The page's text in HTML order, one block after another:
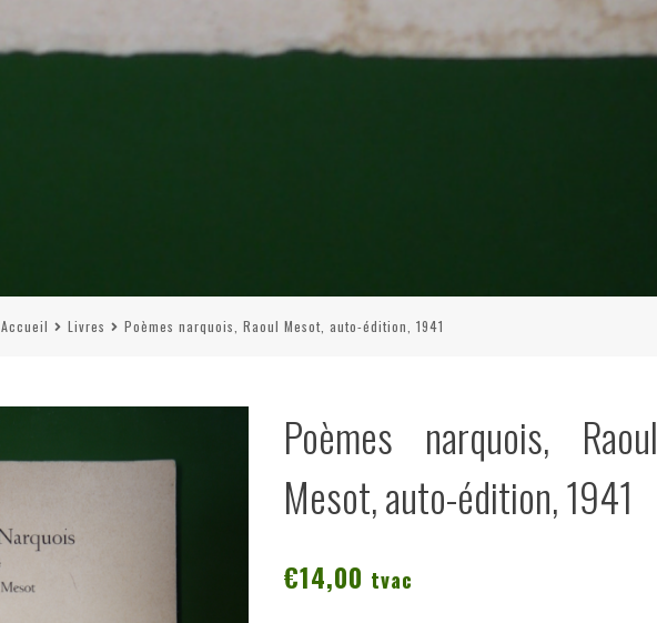
Accueil Livres Poèmes narquois, Raoul Mesot, auto-édition, 1941
Poèmes narquois, Raoul
Mesot, auto-édition, 1941
€14,00 tvac